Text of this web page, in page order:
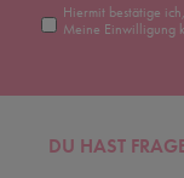
Hiermit bestätige
Meine Einwilligung
DU HAST